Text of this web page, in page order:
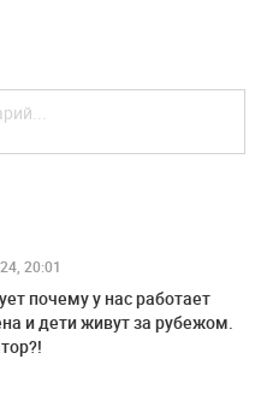
20:01
почему у нас работает
и дети живут за рубежом.